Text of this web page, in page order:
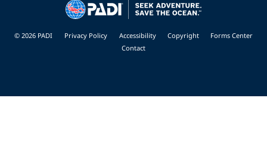
© 2026 PADI Privacy Policy Accessibility Copyright
Forms Center
Contact